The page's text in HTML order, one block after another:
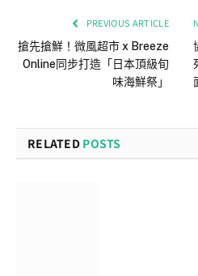
PREVIOUS ARTICLE
搶先搶鮮！微風超市 x Breeze
Online同步打造「日本頂級旬
味海鮮祭」
RELATED POSTS